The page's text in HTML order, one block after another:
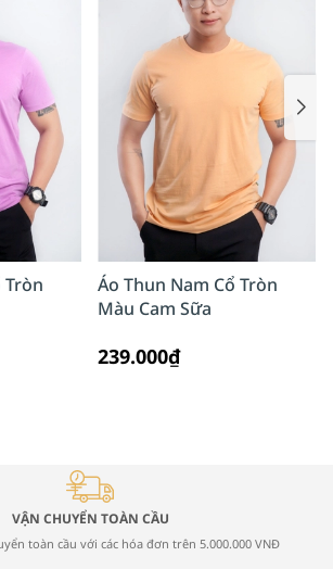
Tròn
Áo Thun Nam Cổ Tròn
Màu Cam Sữa
239.000₫
VẬN CHUYỂN TOÀN CẦU
toàn cầu với các hóa đơn trên 5.000.000 VNĐ